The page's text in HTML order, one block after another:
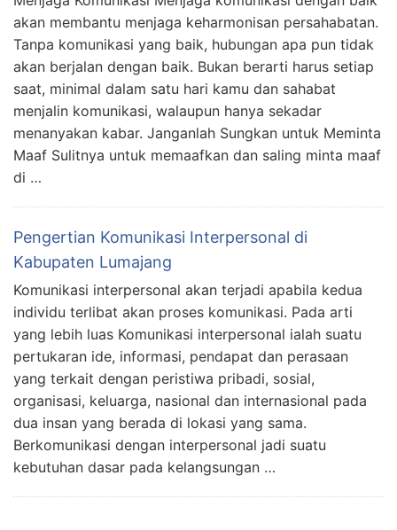
akan membantu menjaga keharmonisan persahabatan.
Tanpa komunikasi yang baik, hubungan apa pun tidak
akan berjalan dengan baik. Bukan berarti harus setiap
saat, minimal dalam satu hari kamu dan sahabat
menjalin komunikasi, walaupun hanya sekadar
menanyakan kabar. Janganlah Sungkan untuk Meminta
Maaf Sulitnya untuk memaafkan dan saling minta maaf
di …
Pengertian Komunikasi Interpersonal di
Kabupaten Lumajang
Komunikasi interpersonal akan terjadi apabila kedua
individu terlibat akan proses komunikasi. Pada arti
yang lebih luas Komunikasi interpersonal ialah suatu
pertukaran ide, informasi, pendapat dan perasaan
yang terkait dengan peristiwa pribadi, sosial,
organisasi, keluarga, nasional dan internasional pada
dua insan yang berada di lokasi yang sama.
Berkomunikasi dengan interpersonal jadi suatu
kebutuhan dasar pada kelangsungan …